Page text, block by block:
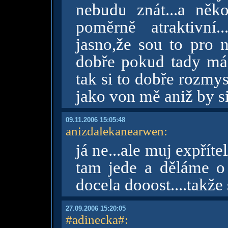
nebudu znát...a
poměrně
jasno,že sou to pro
dobře pokud tady
tak si to dobře
jako von mě aniž by
09.11.2006 15:05:48
anizdalekanearwen:
já ne...ale muj
tam jede a děláme
docela
27.09.2006 15:20:05
#adinecka#: